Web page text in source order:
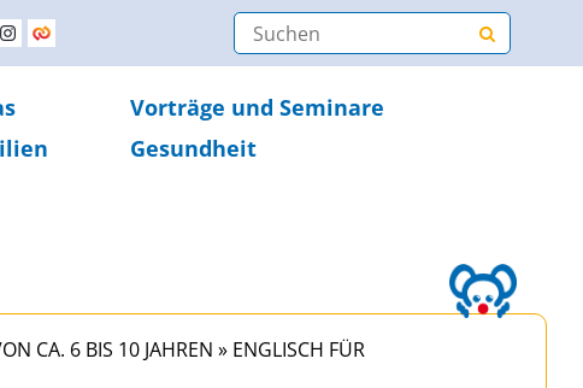
Vorträge und Seminare
Gesundheit
CA. 6 BIS 10 JAHREN » ENGLISCH FÜR